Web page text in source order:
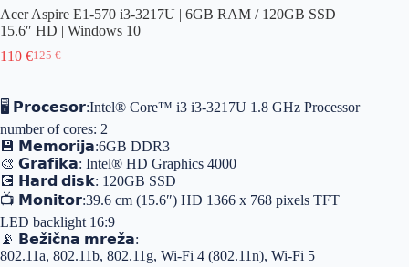
Acer Aspire E1-570 i3-3217U | 6GB RAM / 120GB SSD |
15.6″ HD | Windows 10
125€
110 €
🖥️ 𝗣𝗿𝗼𝗰𝗲𝘀𝗼𝗿:Intel® Core™ i3 i3-3217U 1.8 GHz Processor
number of cores: 2
💾 𝗠𝗲𝗺𝗼𝗿𝗶𝗷𝗮:6GB DDR3
🎨 𝗚𝗿𝗮𝗳𝗶𝗸𝗮: Intel® HD Graphics 4000
💽 𝗛𝗮𝗿𝗱 𝗱𝗶𝘀𝗸: 120GB SSD
📺 𝗠𝗼𝗻𝗶𝘁𝗼𝗿:39.6 cm (15.6″) HD 1366 x 768 pixels TFT
LED backlight 16:9
📡 𝗕𝗲𝘇̌𝗶𝗰̌𝗻𝗮 𝗺𝗿𝗲𝘇̌𝗮:
802.11a, 802.11b, 802.11g, Wi-Fi 4 (802.11n), Wi-Fi 5